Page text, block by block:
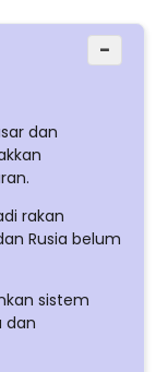
−
dan
rakan
Rusia belum
sistem
dan